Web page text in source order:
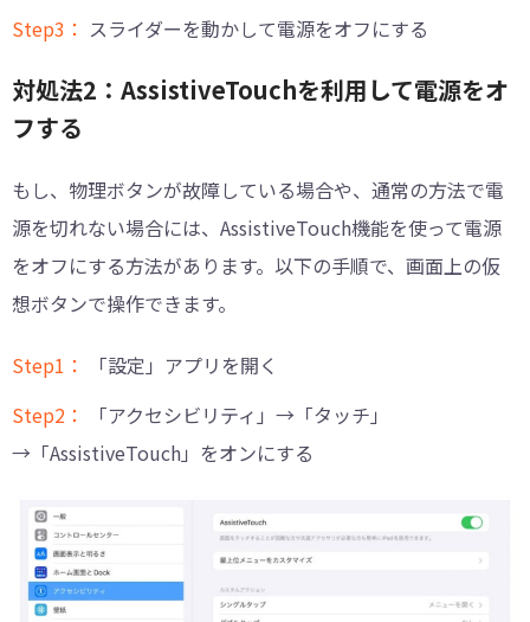
Step3： スライダーを動かして電源をオフにする
対処法2：AssistiveTouchを利用して電源をオ
フする
もし、物理ボタンが故障している場合や、通常の方法で電
源を切れない場合には、AssistiveTouch機能を使って電源
をオフにする方法があります。以下の手順で、画面上の仮
想ボタンで操作できます。
Step1：
「設定」アプリを開く
Step2：
「アクセシビリティ」→「タッチ」
→「AssistiveTouch」をオンにする